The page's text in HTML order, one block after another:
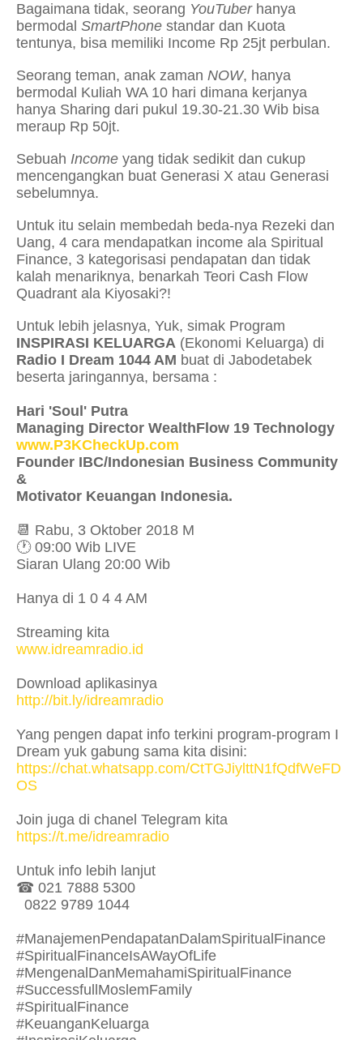
Bagaimana tidak, seorang YouTuber hanya
bermodal SmartPhone standar dan Kuota
tentunya, bisa memiliki Income Rp 25jt perbulan.
Seorang teman, anak zaman NOW, hanya
bermodal Kuliah WA 10 hari dimana kerjanya
hanya Sharing dari pukul 19.30-21.30 Wib bisa
meraup Rp 50jt.
Sebuah Income yang tidak sedikit dan cukup
mencengangkan buat Generasi X atau Generasi
sebelumnya.
Untuk itu selain membedah beda-nya Rezeki dan
Uang, 4 cara mendapatkan income ala Spiritual
Finance, 3 kategorisasi pendapatan dan tidak
kalah menariknya, benarkah Teori Cash Flow
Quadrant ala Kiyosaki?!
Untuk lebih jelasnya, Yuk, simak Program
INSPIRASI KELUARGA (Ekonomi Keluarga) di
Radio I Dream 1044 AM buat di Jabodetabek
beserta jaringannya, bersama :
Hari 'Soul' Putra
Managing Director WealthFlow 19 Technology
www.P3KCheckUp.com
Founder IBC/Indonesian Business Community
&
Motivator Keuangan Indonesia.
📆 Rabu, 3 Oktober 2018 M
🕐 09:00 Wib LIVE
Siaran Ulang 20:00 Wib
Hanya di 1 0 4 4 AM
Streaming kita
www.idreamradio.id
Download aplikasinya
http://bit.ly/idreamradio
Yang pengen dapat info terkini program-program I
Dream yuk gabung sama kita disini:
https://chat.whatsapp.com/CtTGJiylttN1fQdfWeFD
OS
Join juga di chanel Telegram kita
https://t.me/idreamradio
Untuk info lebih lanjut
☎ 021 7888 5300
0822 9789 1044
#ManajemenPendapatanDalamSpiritualFinance
#SpiritualFinanceIsAWayOfLife
#MengenalDanMemahamiSpiritualFinance
#SuccessfullMoslemFamily
#SpiritualFinance
#KeuanganKeluarga